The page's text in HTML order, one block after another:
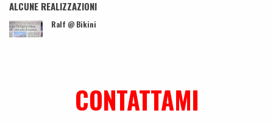
ALCUNE REALIZZAZIONI
Ralf @ Bikini
CONTATTAMI